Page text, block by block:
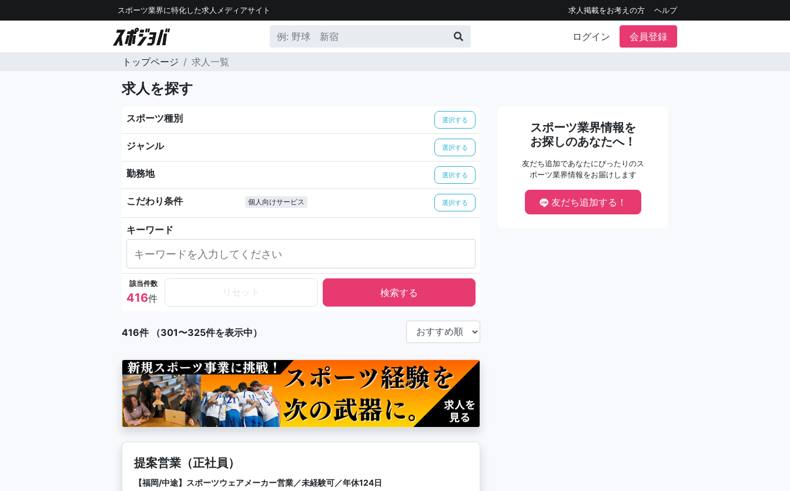
スポーツ業界に特化した求人メディアサイト 求人掲載をお考えの方 ヘルプ
ログイン 会員登録
トップページ 求人一覧
求人を探す
スポーツ種別 選択する
ジャンル 選択する
勤務地 選択する
こだわり条件 個人向けサービス 選択する
キーワード
該当件数
416件
リセット
416件 （301〜325件を表示中）
提案営業（正社員）
【福岡/中途】スポーツウェアメーカー営業／未経験可／年休124日
スポーツ業界情報を
お探しのあなたへ！
友だち追加であなたにぴったりのス
ポーツ業界情報をお届けします
友だち追加する！